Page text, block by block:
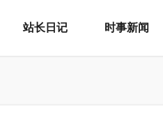
站长日记 时事新闻